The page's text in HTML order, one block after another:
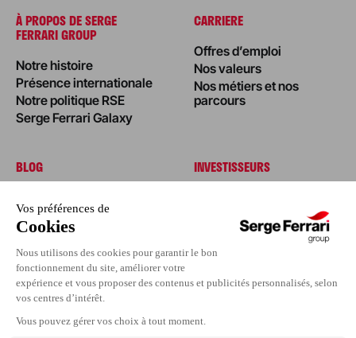
À PROPOS DE SERGE
FERRARI GROUP
Notre histoire
Présence internationale
Notre politique RSE
Serge Ferrari Galaxy
CARRIERE
Offres d’emploi
Nos valeurs
Nos métiers et nos
parcours
BLOG
Actualités
Nos réalisations
Nos conseils
Événements
INVESTISSEURS
Espace Presse